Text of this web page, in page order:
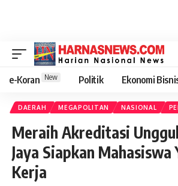
e-Koran New Politik Ekonomi
DAERAH MEGAPOLITAN NASIONAL
Meraih Akreditasi
Jaya Siapkan Mahasiswa
Kerja